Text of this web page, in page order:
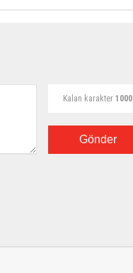
Kalan karakter 1000
Gönder